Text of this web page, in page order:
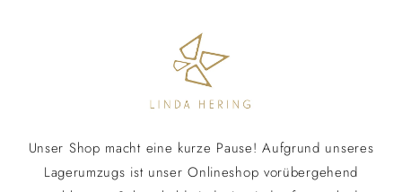
Unser Shop macht eine kurze Pause! Aufgrund unseres
Lagerumzugs ist unser Onlineshop vorübergehend